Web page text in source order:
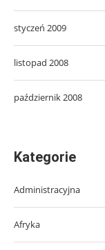
styczeń 2009
listopad 2008
październik 2008
Kategorie
Administracyjna
Afryka